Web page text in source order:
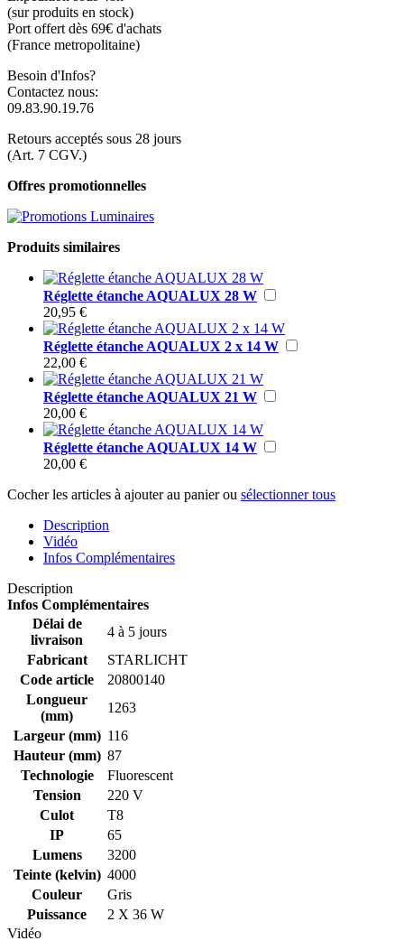
(sur produits en stock)
Port offert dès 69€ d'achats
(France metropolitaine)
Besoin d'Infos?
Contactez nous:
09.83.90.19.76
Retours acceptés sous 28 jours
(Art. 7 CGV.)
Offres promotionnelles
Produits similaires
Réglette étanche AQUALUX 28 W
20,95 €
Réglette étanche AQUALUX 2 x 14 W
22,00 €
Réglette étanche AQUALUX 21 W
20,00 €
Réglette étanche AQUALUX 14 W
20,00 €
Cocher les articles à ajouter au panier ou sélectionner tous
Description
Vidéo
Infos Complémentaires
Description
Infos Complémentaires
Délai de
livraison
4 à 5 jours
Fabricant
STARLICHT
Code article
20800140
Longueur
(mm)
1263
Largeur (mm) 116
Hauteur (mm) 87
Technologie
Fluorescent
Tension
220 V
Culot
T8
IP
65
Lumens
3200
Teinte (kelvin) 4000
Couleur
Gris
Puissance
2 X 36 W
Vidéo